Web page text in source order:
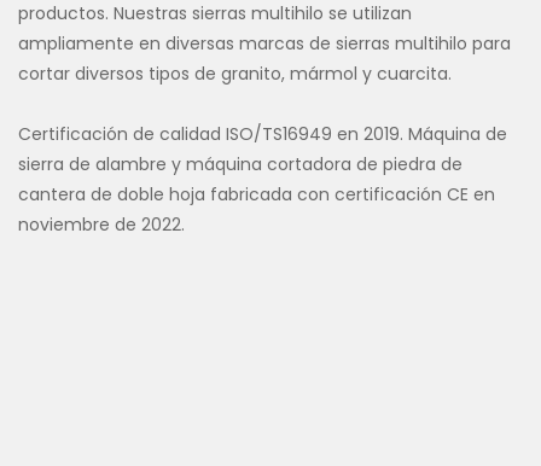
productos. Nuestras sierras multihilo se utilizan
ampliamente en diversas marcas de sierras multihilo para
cortar diversos tipos de granito, mármol y cuarcita.
Certificación de calidad ISO/TS16949 en 2019. Máquina de
sierra de alambre y máquina cortadora de piedra de
cantera de doble hoja fabricada con certificación CE en
noviembre de 2022.